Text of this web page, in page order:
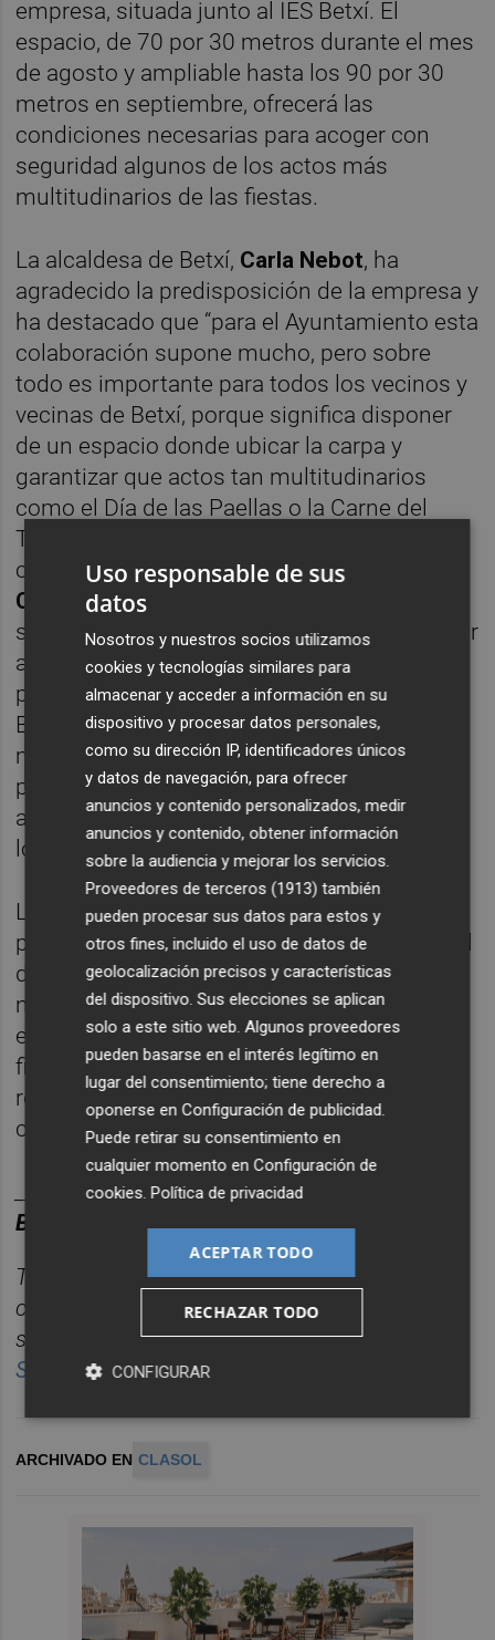
empresa, situada junto al IES Betxí. El
espacio, de 70 por 30 metros durante el mes
de agosto y ampliable hasta los 90 por 30
metros en septiembre, ofrecerá las
condiciones necesarias para acoger con
seguridad algunos de los actos más
multitudinarios de las fiestas.
La alcaldesa de Betxí, Carla Nebot, ha
agradecido la predisposición de la empresa y
ha destacado que “para el Ayuntamiento esta
colaboración supone mucho, pero sobre
todo es importante para todos los vecinos y
vecinas de Betxí, porque significa disponer
de un espacio donde ubicar la carpa y
garantizar que actos tan multitudinarios
como el Día de las Paellas o la Carne del
Toro puedan celebrarse en las mejores
condiciones posibles”. Por su parte,
Claramonte, CEO de Grupo Clasol, ha
señalado que “estamos encantados de poder
ayudar tanto al Ayuntamiento como al
pueblo. Somos una empresa instalada en
Betxí que da trabajo a muchas personas del
municipio y cualquier colaboración que
podamos ofrecer, ya sea cediendo espacios,
aportando producto o apoyando iniciativas
locales, para nosotros es una satisfacción”.
La carpa tendrá una capacidad aproximada
para 2.500 personas y permitirá garantizar el
desarrollo de los principales actos festivos
mientras continúan las obras del futuro
espacio polifuncional municipal. Una vez
finalicen estos trabajos, la previsión es
recuperar su ubicación habitual como punto
central de las celebraciones.
________
BOLET
ÍN DE EMPRESAS E INNOVACIÓN.
Toda la información empresarial de Castellón,
concentrada en un único correo semanal para
seguir la actualidad sin perder tiempo.
Suscr
bete gratis al bolet
ARCHIVADO EN CLASOL
Uso responsable de sus
datos
Nosotros y nuestros socios utilizamos
cookies y tecnologías similares para
almacenar y acceder a información en su
dispositivo y procesar datos personales,
como su dirección IP, identificadores únicos
y datos de navegación, para ofrecer
anuncios y contenido personalizados, medir
anuncios y contenido, obtener información
sobre la audiencia y mejorar los servicios.
Proveedores de terceros (1913) también
pueden procesar sus datos para estos y
otros fines, incluido el uso de datos de
geolocalización precisos y características
del dispositivo. Sus elecciones se aplican
solo a este sitio web. Algunos proveedores
pueden basarse en el interés legítimo en
lugar del consentimiento; tiene derecho a
oponerse enConfiguración de publicidad
Puede retirar su consentimiento en
cualquier momento enConfiguración de
cookies .Política de privacidad
ACEPTAR TODO
RECHAZAR TODO
CONFIGURAR